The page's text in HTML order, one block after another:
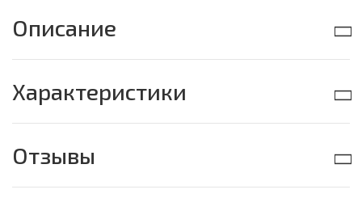
Описание
Характеристики
Отзывы